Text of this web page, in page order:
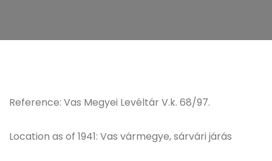
Reference: Vas Megyei Levéltár V.k. 68/97.
Location as of 1941: Vas vármegye, sárvári járás